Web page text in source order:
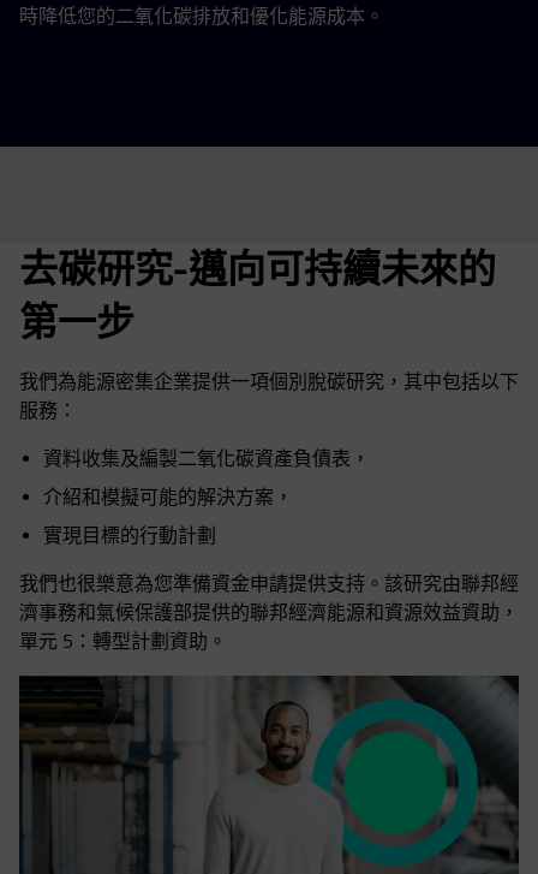
時降低您的二氧化碳排放和優化能源成本。
去碳研究-邁向可持續未來的
第一步
我們為能源密集企業提供一項個別脫碳研究，其中包括以下
服務：
資料收集及編製二氧化碳資產負債表，
介紹和模擬可能的解決方案，
實現目標的行動計劃
我們也很樂意為您準備資金申請提供支持。該研究由聯邦經
濟事務和氣候保護部提供的聯邦經濟能源和資源效益資助，
單元 5：轉型計劃資助。